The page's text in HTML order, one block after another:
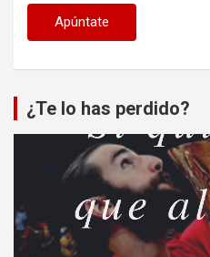
¿Te lo has perdido?